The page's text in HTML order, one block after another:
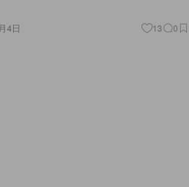
4日 13 0